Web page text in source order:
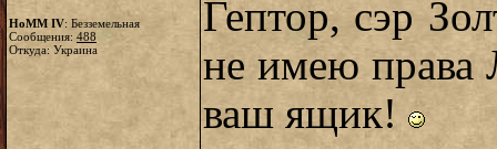
HoMM IV: Безземельная
Сообщения: 488
Откуда: Украина
Гептор, сэр
не имею права
ваш ящик!